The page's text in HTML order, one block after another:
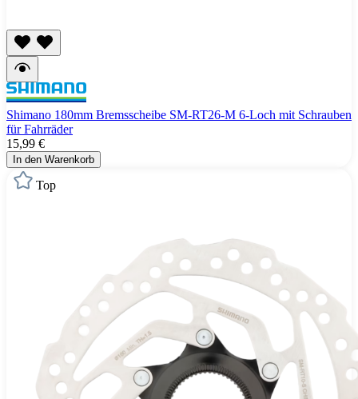
Shimano 180mm Bremsscheibe SM-RT26-M 6-Loch mit Schrauben
für Fahrräder
15,99 €
In den Warenkorb
Top